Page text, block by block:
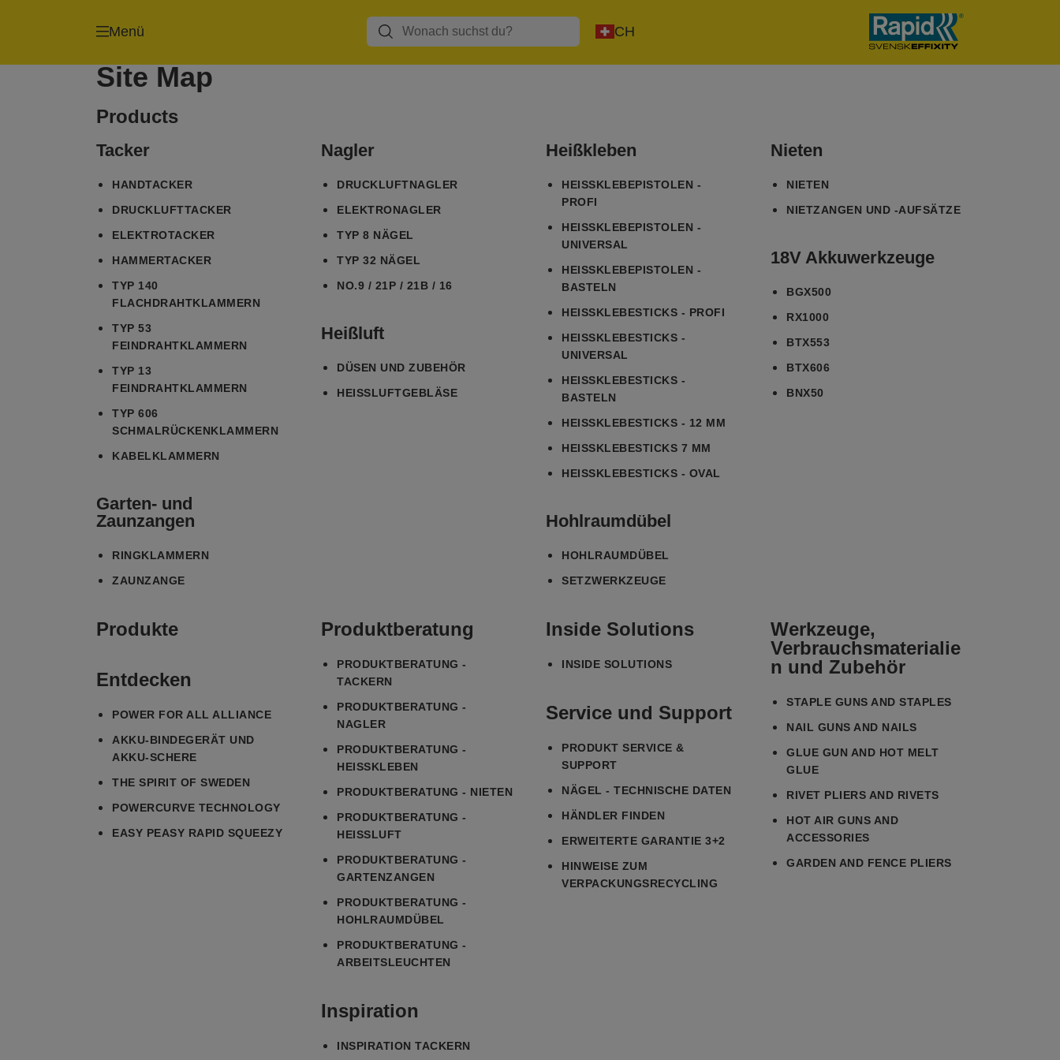
Menü CH
Site Map
Products
Tacker
HANDTACKER
DRUCKLUFTTACKER
ELEKTROTACKER
HAMMERTACKER
TYP 140
FLACHDRAHTKLAMMERN
TYP 53
FEINDRAHTKLAMMERN
TYP 13
FEINDRAHTKLAMMERN
TYP 606
SCHMALRÜCKENKLAMMERN
KABELKLAMMERN
Garten- und
Zaunzangen
RINGKLAMMERN
ZAUNZANGE
Nagler
DRUCKLUFTNAGLER
ELEKTRONAGLER
TYP 8 NÄGEL
TYP 32 NÄGEL
NO.9 / 21P / 21B / 16
Heißluft
DÜSEN UND ZUBEHÖR
HEISSLUFTGEBLÄSE
Heißkleben
HEISSKLEBEPISTOLEN - P
ROFI
HEISSKLEBEPISTOLEN - U
NIVERSAL
HEISSKLEBEPISTOLEN - B
ASTELN
HEISSKLEBESTICKS - PROFI
HEISSKLEBESTICKS - U
NIVERSAL
HEISSKLEBESTICKS - B
ASTELN
HEISSKLEBESTICKS - 12 MM
HEISSKLEBESTICKS 7 MM
HEISSKLEBESTICKS - OVAL
Hohlraumdübel
HOHLRAUMDÜBEL
SETZWERKZEUGE
Nieten
NIETEN
NIETZANGEN UND -AUFSÄTZE
18V Akkuwerkzeuge
BGX500
RX1000
BTX553
BTX606
BNX50
Produkte
Entdecken
POWER FOR ALL ALLIANCE
AKKU-BINDEGERÄT UND
AKKU-SCHERE
THE SPIRIT OF SWEDEN
POWERCURVE TECHNOLOGY
EASY PEASY RAPID SQUEEZY
Produktberatung
PRODUKTBERATUNG -
TACKERN
PRODUKTBERATUNG -
NAGLER
PRODUKTBERATUNG -
HEISSKLEBEN
PRODUKTBERATUNG - NIETEN
PRODUKTBERATUNG -
HEISSLUFT
PRODUKTBERATUNG -
GARTENZANGEN
PRODUKTBERATUNG -
HOHLRAUMDÜBEL
PRODUKTBERATUNG -
ARBEITSLEUCHTEN
Inspiration
INSPIRATION TACKERN
Inside Solutions
INSIDE SOLUTIONS
Service und Support
PRODUKT SERVICE &
SUPPORT
NÄGEL - TECHNISCHE DATEN
HÄNDLER FINDEN
ERWEITERTE GARANTIE 3+2
HINWEISE ZUM
VERPACKUNGSRECYCLING
Werkzeuge,
Verbrauchsmaterialie
n und Zubehör
STAPLE GUNS AND STAPLES
NAIL GUNS AND NAILS
GLUE GUN AND HOT MELT
GLUE
RIVET PLIERS AND RIVETS
HOT AIR GUNS AND
ACCESSORIES
GARDEN AND FENCE PLIERS